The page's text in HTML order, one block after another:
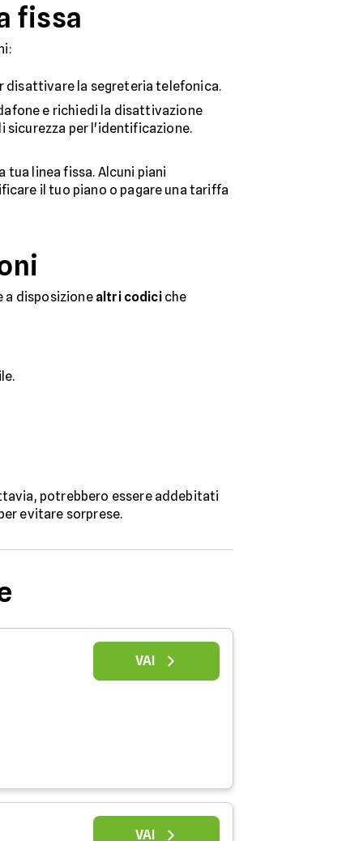
fissa
disattivare la segreteria telefonica.
e richiedi la disattivazione
sicurezza per l'identificazione.
linea fissa. Alcuni piani
il tuo piano o pagare una tariffa
a disposizione altri codiciche
potrebbero essere addebitati
evitare sorprese.
VAI
VAI